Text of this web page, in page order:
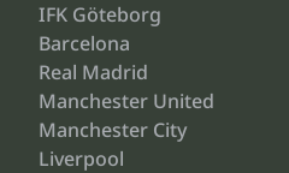
IFK Göteborg
Barcelona
Real Madrid
Manchester United
Manchester City
Liverpool